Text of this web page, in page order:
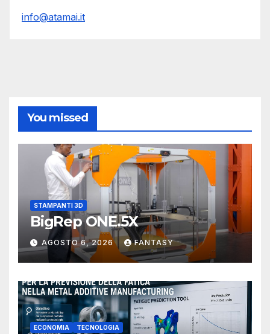
info@atamai.it
You missed
STAMPANTI 3D
BigRep ONE.5X
AGOSTO 6, 2026 FANTASY
ECONOMIA TECNOLOGIA